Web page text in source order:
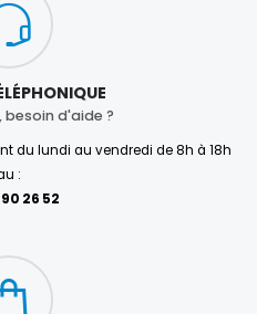
besoin d'aide ?
du lundi au vendredi de 8h à 18h
:
26 52